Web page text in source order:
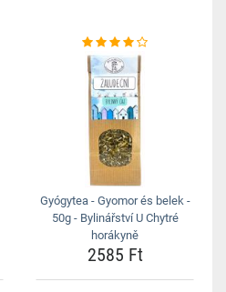
Gyógytea - Gyomor és belek -
50g - Bylinářství U Chytré
horákyně
2585 Ft